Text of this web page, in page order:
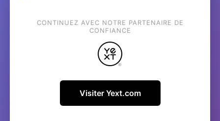
CONTINUEZ AVEC NOTRE PARTENAIRE DE
CONFIANCE
Visiter Yext.com